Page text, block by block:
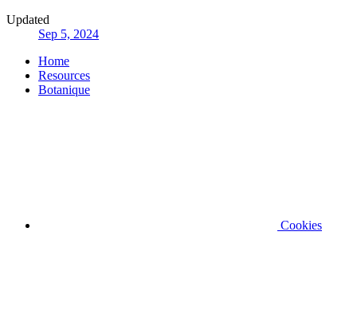
Updated
Sep 5, 2024
Home
Resources
Botanique
Cookies